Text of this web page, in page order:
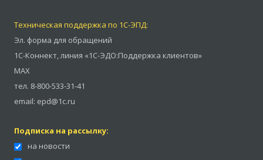
Техническая поддержка по 1С-ЭПД:
Эл. форма для обращений
1С-Коннект,линия «1С-ЭДО:Поддержка клиентов»
MAX
тел. 8-800-533-31-41
email: epd@1c.ru
Подписка на рассылку:
на новости